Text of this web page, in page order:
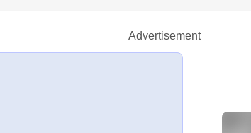
Advertisement